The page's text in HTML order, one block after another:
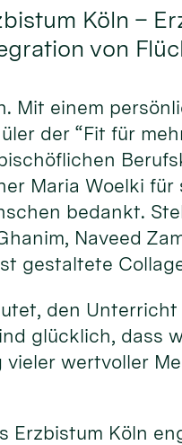
Köln –
von
Mit einem
der “Fit für
Maria Woelki
bedankt.
Naveed
gestaltete
den
glücklich, dass
wertvoller
Erzbistum Köln